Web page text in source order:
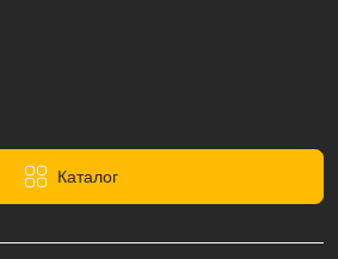
Каталог